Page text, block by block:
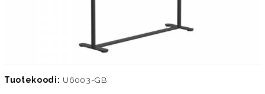
Tuotekoodi: U6003-GB